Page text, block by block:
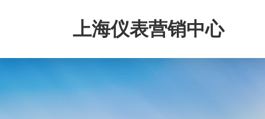
上海仪表营销中心